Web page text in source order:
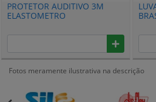
PROTETOR AUDITIVO 3M
ELASTOMETRO
HB004458426
Fotos meramente ilustrativa na descrição